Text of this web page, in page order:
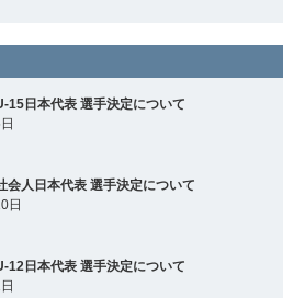
15日本代表 選手決定について
会人日本代表 選手決定について
日
12日本代表 選手決定について